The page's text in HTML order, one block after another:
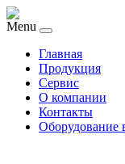
Menu
Главная
Продукция
Сервис
О компании
Контакты
Оборудование